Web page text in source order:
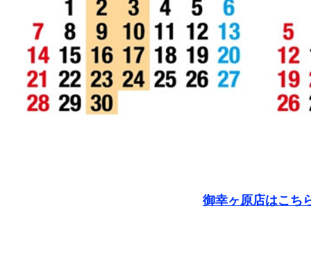
御幸ヶ原店はこち